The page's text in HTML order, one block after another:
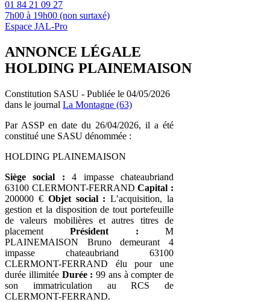
01 84 21 09 27
7h00 à 19h00 (non surtaxé)
Espace JAL-Pro
ANNONCE LÉGALE
HOLDING PLAINEMAISON
Constitution SASU - Publiée le 04/05/2026
dans le journal La Montagne (63)
Par ASSP en date du 26/04/2026, il a été
constitué une SASU dénommée :
HOLDING PLAINEMAISON
Siège social : 4 impasse chateaubriand
63100 CLERMONT-FERRANDCapital :
200000 € Objet social : L’acquisition, la
gestion et la disposition de tout portefeuille
de valeurs mobilières et autres titres de
placementPrésident : M
PLAINEMAISON Bruno demeurant 4
impasse chateaubriand 63100
CLERMONT-FERRAND élu pour une
durée illimitée Durée : 99 ans à compter de
son immatriculation au RCS de
CLERMONT-FERRAND.